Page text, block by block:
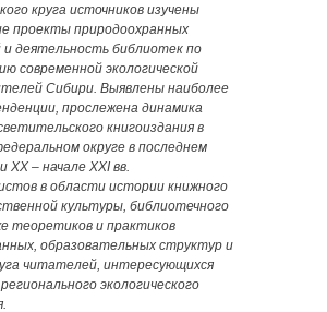
круга источников изучены
проекты природоохранных
и деятельность библиотек по
современной экологической
Сибири. Выявлены наиболее
прослежена динамика
книгоиздания в
округе в последнем
ХХ – начале ХХI вв.
в области истории книжного
культуры, библиотечного
теоретиков и практиков
образовательных структур и
читателей, интересующихся
экологического